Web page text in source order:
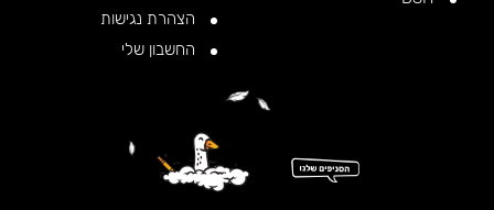
הצהרת נגישות
החשבון שלי